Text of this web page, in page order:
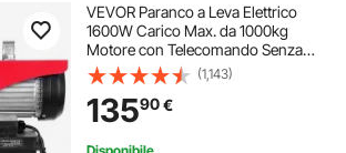
VEVOR Paranco a Leva Elettrico
1600W Carico Max. da 1000kg
Motore con Telecomando Senza
Filo Distanza da 10m, Paranco
Elettrico a Leva per Sollevamento
Carico Velocità 10 m/min Altezza
12m
(1,143)
13590€